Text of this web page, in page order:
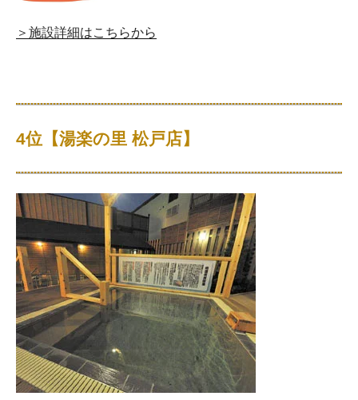
＞施設詳細はこちらから
4位【湯楽の里 松戸店】